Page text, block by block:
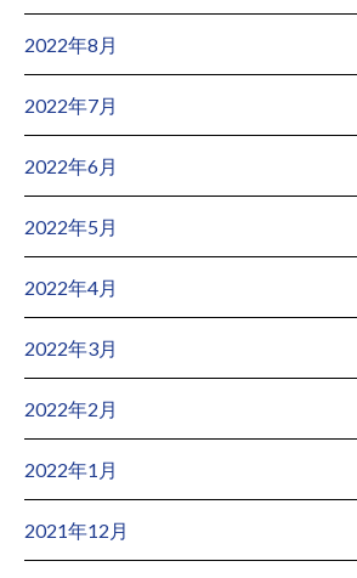
2022年8月
2022年7月
2022年6月
2022年5月
2022年4月
2022年3月
2022年2月
2022年1月
2021年12月